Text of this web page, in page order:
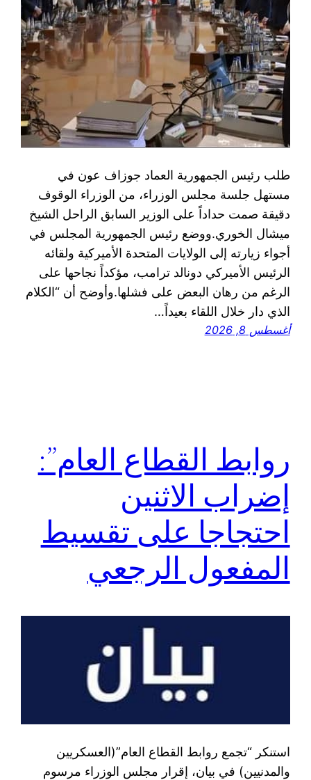
طلب رئيس الجمهورية العماد جوزاف عون في
مستهل جلسة مجلس الوزراء، من الوزراء الوقوف
دقيقة صمت حداداً على الوزير السابق الراحل الشيخ
ميشال الخوري.‏ووضع رئيس الجمهورية المجلس في
أجواء زيارته إلى الولايات المتحدة الأميركية ولقائه
الرئيس الأميركي دونالد ترامب، مؤكداً نجاحها على
الرغم من رهان البعض على فشلها.‏وأوضح أن “الكلام
الذي دار خلال اللقاء بعيداً…
أغسطس 8, 2026
روابط القطاع العام”:
إضراب الاثنين
احتجاجا على تقسيط
المفعول الرجعي
استنكر “تجمع روابط القطاع العام”(العسكريين
والمدنيين) في بيان، إقرار مجلس الوزراء مرسوم